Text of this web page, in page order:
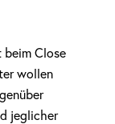
beim Close
wollen
jeglicher